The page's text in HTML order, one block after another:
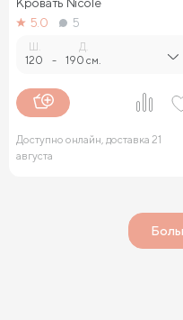
5.0
5
Ш.
120 -
Д.
190 см.
Доступно онлайн, доставка 21
августа